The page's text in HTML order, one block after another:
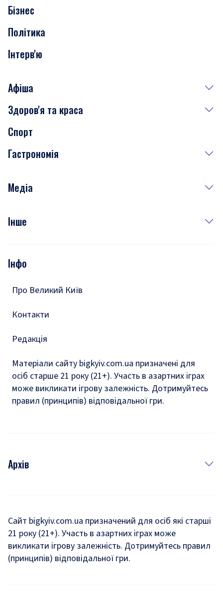
Транспорт
Бізнес
Політика
Інтерв'ю
Афіша
Сьогодні
Завтра
Субота
Здоров'я та краса
Медицина
Краса
Спорт
Гастрономія
Рецепти
Медіа
Фото
Подкасти
Інше
Тести
Інфо
Про Великий Київ
Контакти
Редакція
Матеріали сайту bigkyiv.com.ua призначені для
осіб старше 21 року (21+). Участь в азартних іграх
може викликати ігрову залежність. Дотримуйтесь
правил (принципів) відповідальної гри.
Архів
Комуналка
Хроніки війни
Сайт bigkyiv.com.ua призначений для осіб які старші
21 року (21+). Участь в азартних іграх може
викликати ігрову залежність. Дотримуйтесь правил
(принципів) відповідальної гри.